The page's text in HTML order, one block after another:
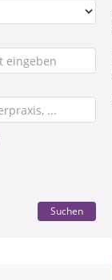
Suchen